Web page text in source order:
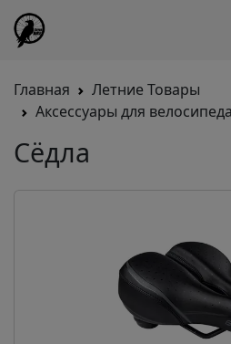
Главная
Летние Товары
Аксессуары для велосипеда
Сёдла